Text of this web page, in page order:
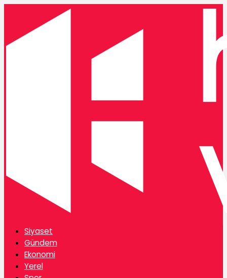
Siyaset
Gündem
Ekonomi
Yerel